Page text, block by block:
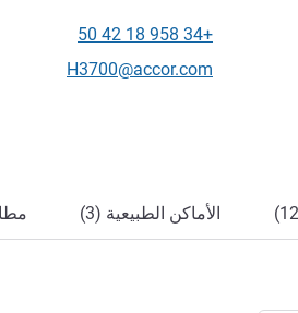
الهاتف
+34 958 18 42 50
تواصل معنا عبر البريد
H3700@accor.com
الأماكن الطبيعية (3)